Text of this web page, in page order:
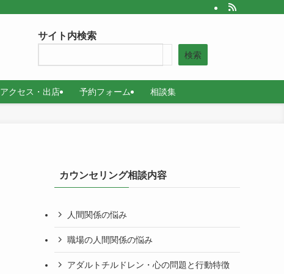
アクセス・出店 予約フォーム 相談集
サイト内検索
検索
カウンセリング相談内容
人間関係の悩み
職場の人間関係の悩み
アダルトチルドレン・心の問題と行動特徴